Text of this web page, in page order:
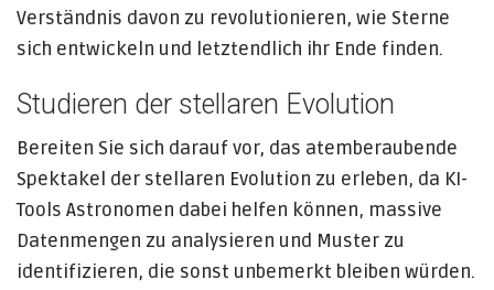
Verständnis davon zu revolutionieren, wie Sterne
sich entwickeln und letztendlich ihr Ende finden.
Studieren der stellaren Evolution
Bereiten Sie sich darauf vor, das atemberaubende
Spektakel der stellaren Evolution zu erleben, da KI-
Tools Astronomen dabei helfen können, massive
Datenmengen zu analysieren und Muster zu
identifizieren, die sonst unbemerkt bleiben würden.